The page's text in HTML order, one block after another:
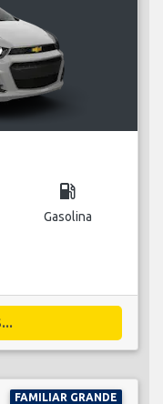
local_gas_station
Gasolina
FAMILIAR GRANDE